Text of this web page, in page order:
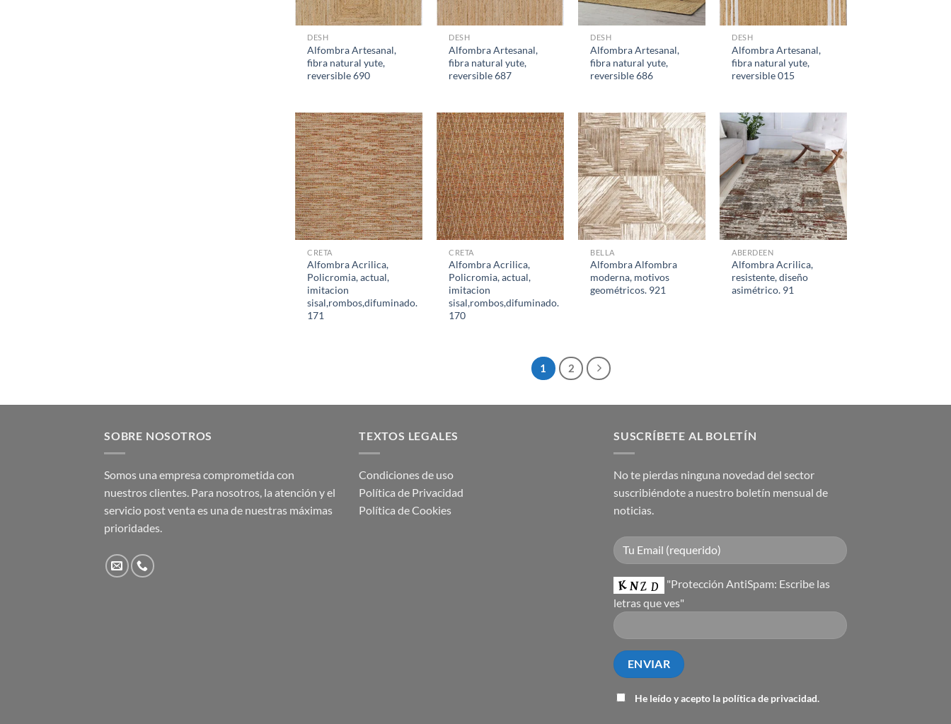
DESH
Alfombra Artesanal,
fibra natural yute,
reversible 690
DESH
Alfombra Artesanal,
fibra natural yute,
reversible 687
DESH
Alfombra Artesanal,
fibra natural yute,
reversible 686
DESH
Alfombra Artesanal,
fibra natural yute,
reversible 015
CRETA
Alfombra Acrilica,
Policromia, actual,
imitacion
sisal,rombos,difuminado.
171
CRETA
Alfombra Acrilica,
Policromia, actual,
imitacion
sisal,rombos,difuminado.
170
BELLA
Alfombra Alfombra
moderna, motivos
geométricos. 921
ABERDEEN
Alfombra Acrilica,
resistente, diseño
asimétrico. 91
1 2
SOBRE NOSOTROS
Somos una empresa comprometida con
nuestros clientes. Para nosotros, la atención y el
servicio post venta es una de nuestras máximas
prioridades.
TEXTOS LEGALES
Condiciones de uso
Política de Privacidad
Política de Cookies
SUSCRÍBETE AL BOLETÍN
No te pierdas ninguna novedad del sector
suscribiéndote a nuestro boletín mensual de
noticias.
"Protección AntiSpam: Escribe las
letras que ves"
He leído y acepto la política de privacidad.